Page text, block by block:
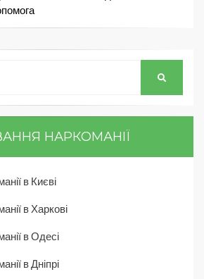
НАРКОМАНІЇ
в Києві
в Харкові
в Одесі
в Дніпрі